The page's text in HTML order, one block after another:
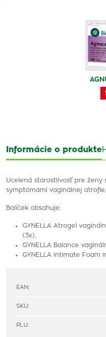
Informácie o produkte
Ucelená starostlivosť pre ženy
symptómami vaginálnej
Balíček obsahuje:
GYNELLA Atrogel
(3x),
GYNELLA Balance
GYNELLA Intimate Foam
EAN:
SKU:
PLU: